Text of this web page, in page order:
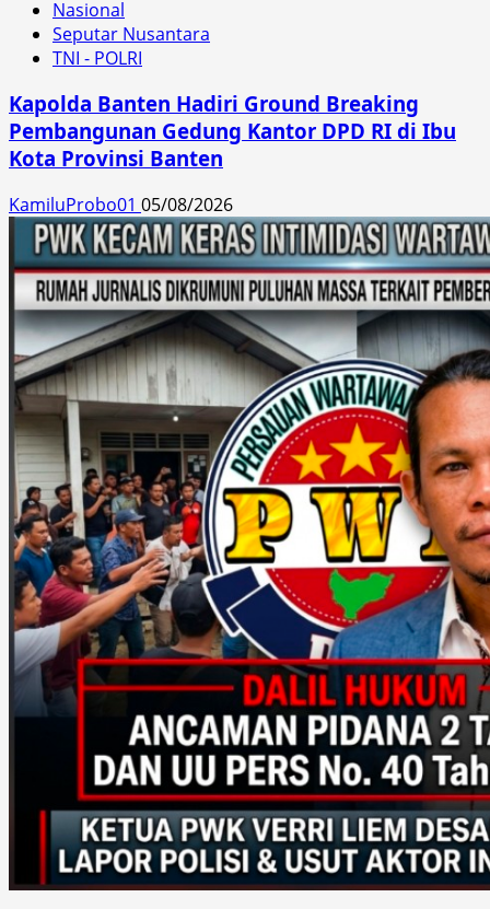
Nasional
Seputar Nusantara
TNI - POLRI
Kapolda Banten Hadiri Ground Breaking
Pembangunan Gedung Kantor DPD RI di Ibu
Kota Provinsi Banten
KamiluProbo01 05/08/2026